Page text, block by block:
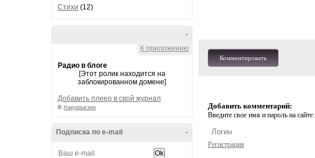
Стихи (12)
-
К приложению
Радио в блоге
[Этот ролик находится на
заблокированном домене]
Добавить плеер в свой журнал
© Накукрыскин
-
Подписка по e-mail
Комментировать
Добавить комментарий:
Введите свое имя и пароль на сайте:
Регистрация